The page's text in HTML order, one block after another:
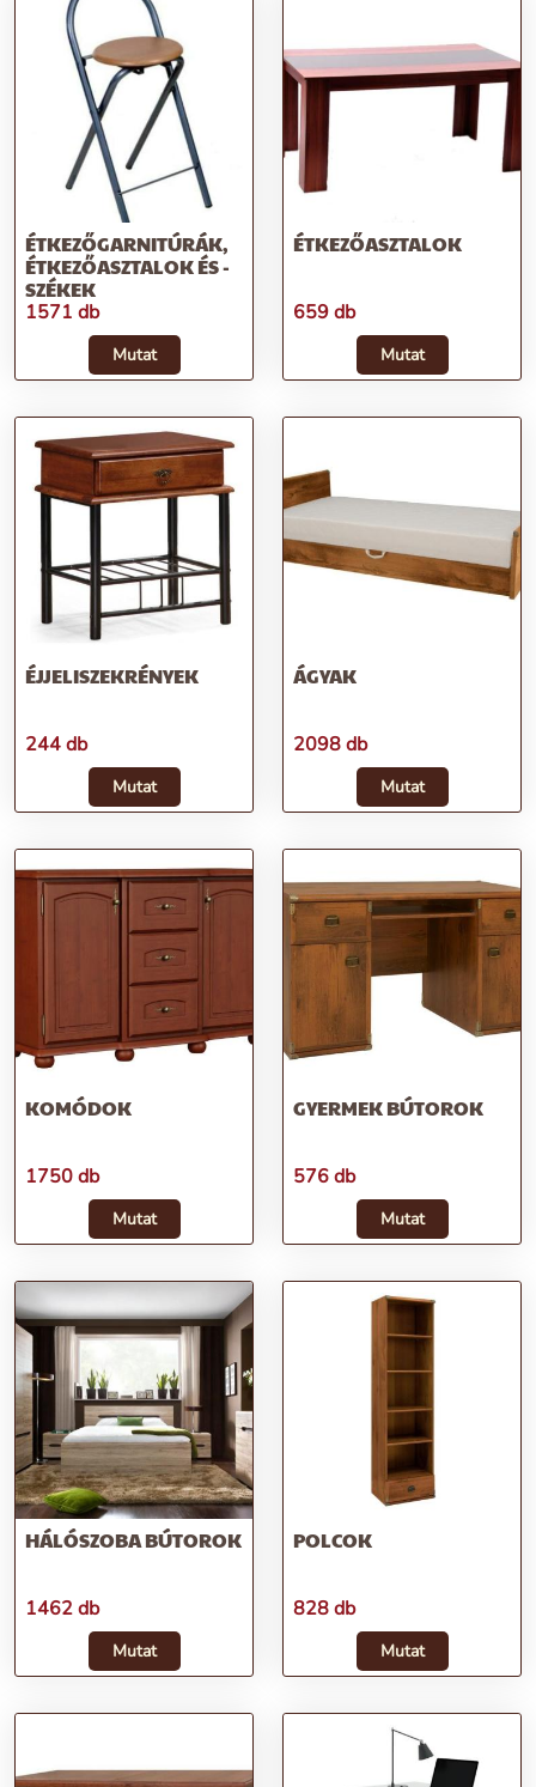
ÉTKEZŐGARNITÚRÁK,
ÉTKEZŐASZTALOK ÉS -
SZÉKEK
1571 db
Mutat
ÉTKEZŐASZTALOK
659 db
Mutat
ÉJJELISZEKRÉNYEK
244 db
Mutat
ÁGYAK
2098 db
Mutat
KOMÓDOK
1750 db
Mutat
GYERMEK BÚTOROK
576 db
Mutat
HÁLÓSZOBA BÚTOROK
1462 db
Mutat
POLCOK
828 db
Mutat